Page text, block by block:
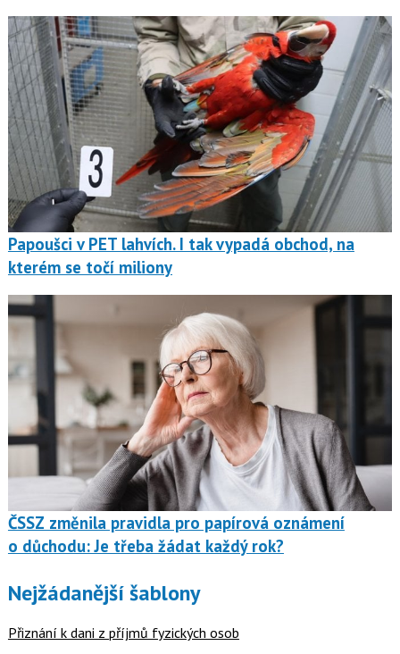
Papoušci v PET lahvích. I tak vypadá obchod, na
kterém se točí miliony
ČSSZ změnila pravidla pro papírová oznámení
o důchodu: Je třeba žádat každý rok?
Nejžádanější šablony
Přiznání k dani z příjmů fyzických osob